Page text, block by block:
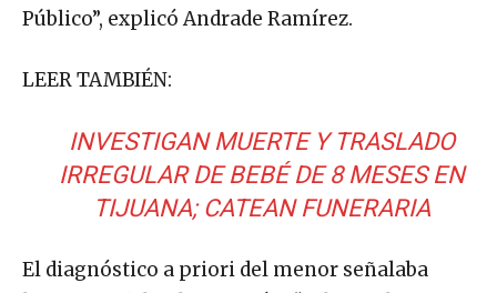
Público”, explicó Andrade Ramírez.
LEER TAMBIÉN:
INVESTIGAN MUERTE Y TRASLADO
IRREGULAR DE BEBÉ DE 8 MESES EN
TIJUANA; CATEAN FUNERARIA
El diagnóstico a priori del menor señalaba